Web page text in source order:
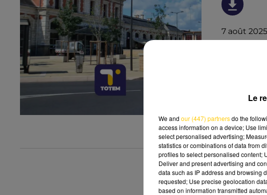
7 août
Ecoutez
Nord du
nos
Le
We and our (447) partnersdo the
access information on a device; Use
select personalised advertising;
statistics or combinations of data from
profiles to select personalised content;
Deliver and present advertising and
data such as IP address and browsing
requested; Use precise geolocation
based on information transmitted